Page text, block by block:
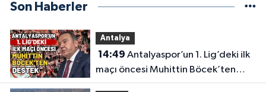
Son Haberler
Antalya
14:49
maçı öncesi Muhittin Böcek’ten
destek